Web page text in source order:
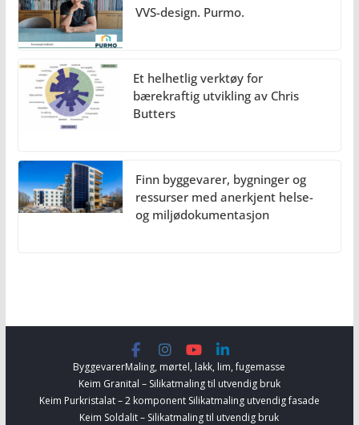
VVS-design. Purmo.
Et helhetlig verktøy for
bærekraftig utvikling av Chris
Butters
Finn byggevarer, bygninger og
ressurser med anerkjent helse-
og miljødokumentasjon
ByggevarerMaling, mørtel, lakk, lim, fugemasse
Keim Granital – Silikatmaling til utvendig bruk
Keim Purkristalat – 2 komponent Silikatmaling utvendig fasade
Keim Soldalit – Silikatmaling til utvendig bruk